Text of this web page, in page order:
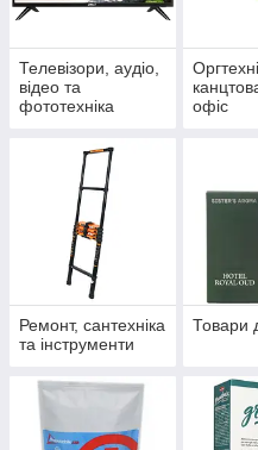
Телевізори, аудіо,
відео та
фототехніка
офіс
Ремонт, сантехніка
та інструменти
Товари